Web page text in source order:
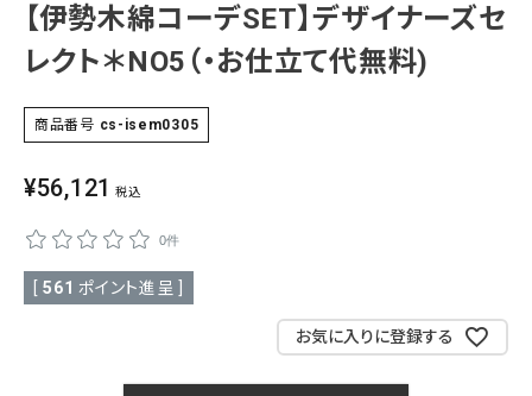
キモノ読ミモノ
【伊勢木綿コーデSET】デザイナーズセ
レクト＊NO5（・お仕立て代無料)
商品番号 cs-isem0305
¥56,121 税込
0件
[ 561 ポイント進呈 ]
お気に入りに登録する